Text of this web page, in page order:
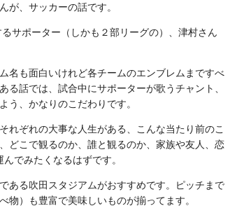
、サッカーの話です。
サポーター（しかも２部リーグの）、津村さん
名も面白いけれど各チームのエンブレムまですべ
話では、試合中にサポーターが歌うチャント、
う、かなりのこだわりです。
ぞれの大事な人生がある、こんな当たり前のこ
どこで観るのか、誰と観るのか、家族や友人、恋
でみたくなるはずです。
ある吹田スタジアムがおすすめです。ピッチまで
）も豊富で美味しいものが揃ってます。